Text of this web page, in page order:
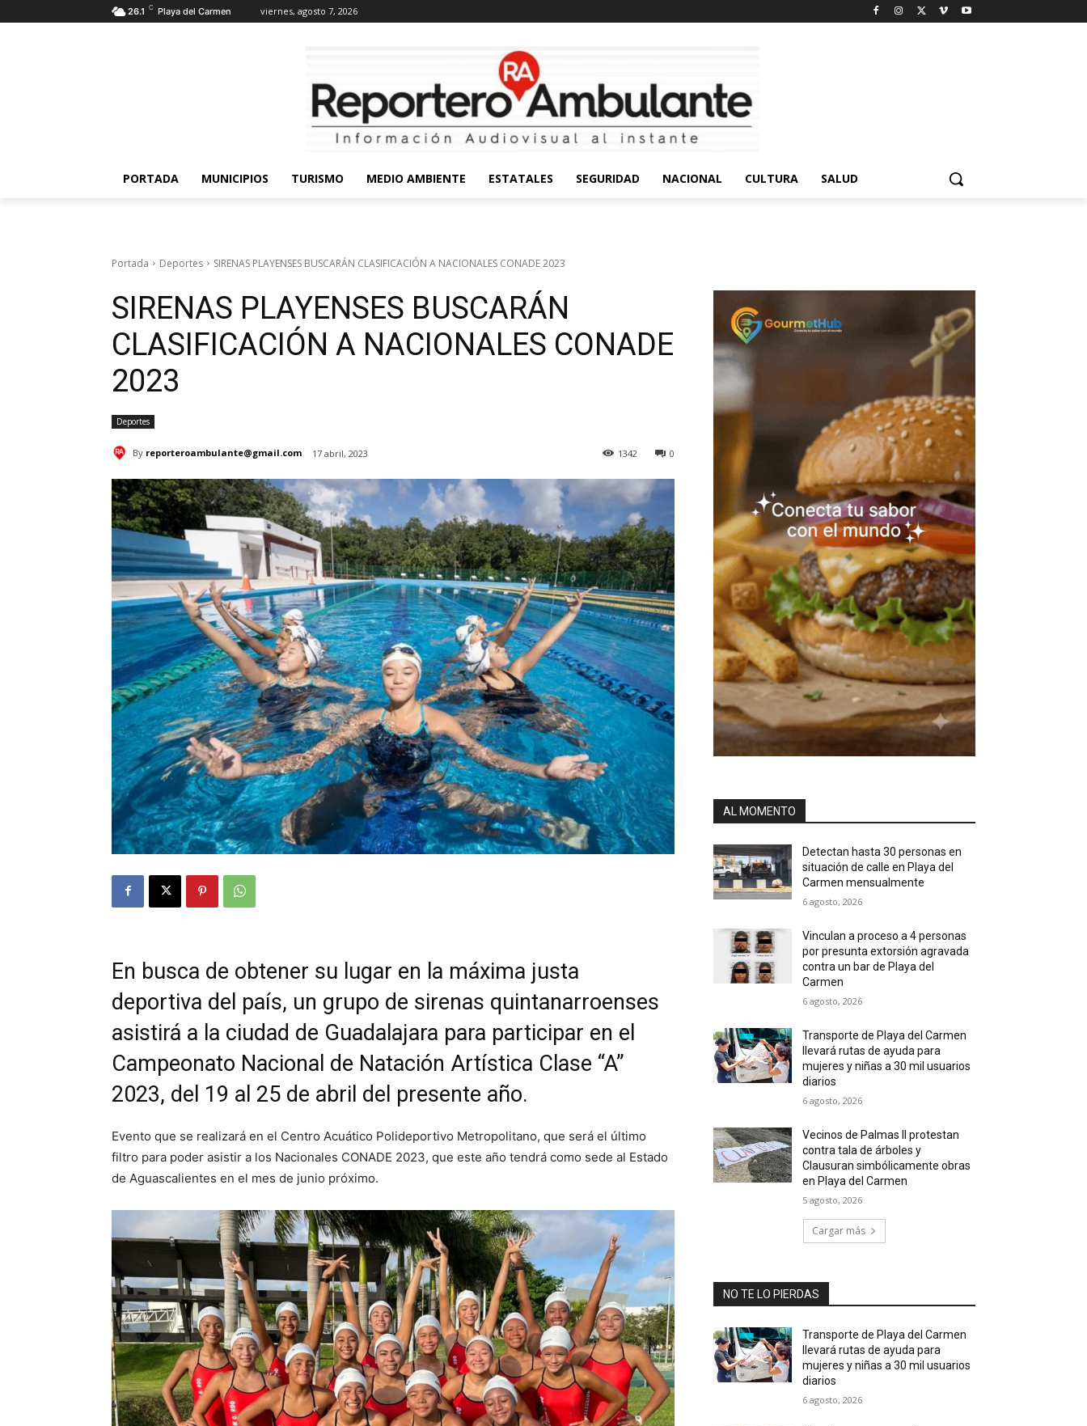
26.1 C Playa del Carmen viernes, agosto 7, 2026
PORTADA MUNICIPIOS TURISMO MEDIO AMBIENTE ESTATALES SEGURIDAD NACIONAL CULTURA SALUD
Portada Deportes SIRENAS PLAYENSES BUSCARÁN CLASIFICACIÓN A NACIONALES CONADE 2023
SIRENAS PLAYENSES BUSCARÁN
CLASIFICACIÓN A NACIONALES CONADE
2023
Deportes
By reporteroambulante@gmail.com 17 abril, 2023 0
1342
En busca de obtener su lugar en la máxima justa
deportiva del país, un grupo de sirenas quintanarroenses
asistirá a la ciudad de Guadalajara para participar en el
Campeonato Nacional de Natación Artística Clase “A”
2023, del 19 al 25 de abril del presente año.
Evento que se realizará en el Centro Acuático Polideportivo Metropolitano, que será el último
filtro para poder asistir a los Nacionales CONADE 2023, que este año tendrá como sede al Estado
de Aguascalientes en el mes de junio próximo.
AL MOMENTO
Detectan hasta 30 personas en
situación de calle en Playa del
Carmen mensualmente
6 agosto, 2026
Vinculan a proceso a 4 personas
por presunta extorsión agravada
contra un bar de Playa del
Carmen
6 agosto, 2026
Transporte de Playa del Carmen
llevará rutas de ayuda para
mujeres y niñas a 30 mil usuarios
diarios
6 agosto, 2026
Vecinos de Palmas II protestan
contra tala de árboles y
Clausuran simbólicamente obras
en Playa del Carmen
5 agosto, 2026
Cargar más
NO TE LO PIERDAS
Transporte de Playa del Carmen
llevará rutas de ayuda para
mujeres y niñas a 30 mil usuarios
diarios
6 agosto, 2026